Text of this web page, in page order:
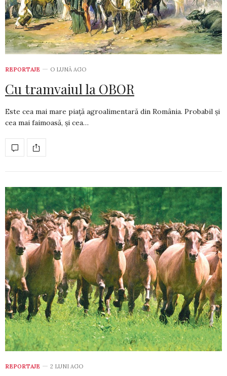
REPORTAJE O LUNĂ AGO
Cu tramvaiul la OBOR
Este cea mai mare piață agroalimentară din România. Probabil și
cea mai faimoasă, și cea…
REPORTAJE 2 LUNI AGO